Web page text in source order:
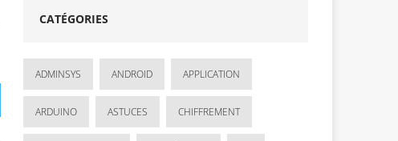
CATÉGORIES
ADMINSYS ANDROID APPLICATION
ARDUINO ASTUCES CHIFFREMENT